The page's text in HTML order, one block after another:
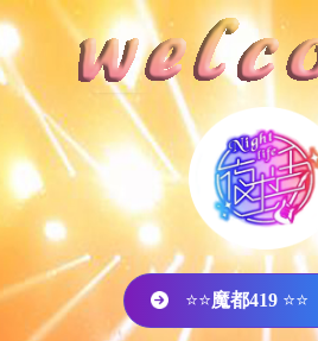
⭐⭐魔都419 ⭐⭐